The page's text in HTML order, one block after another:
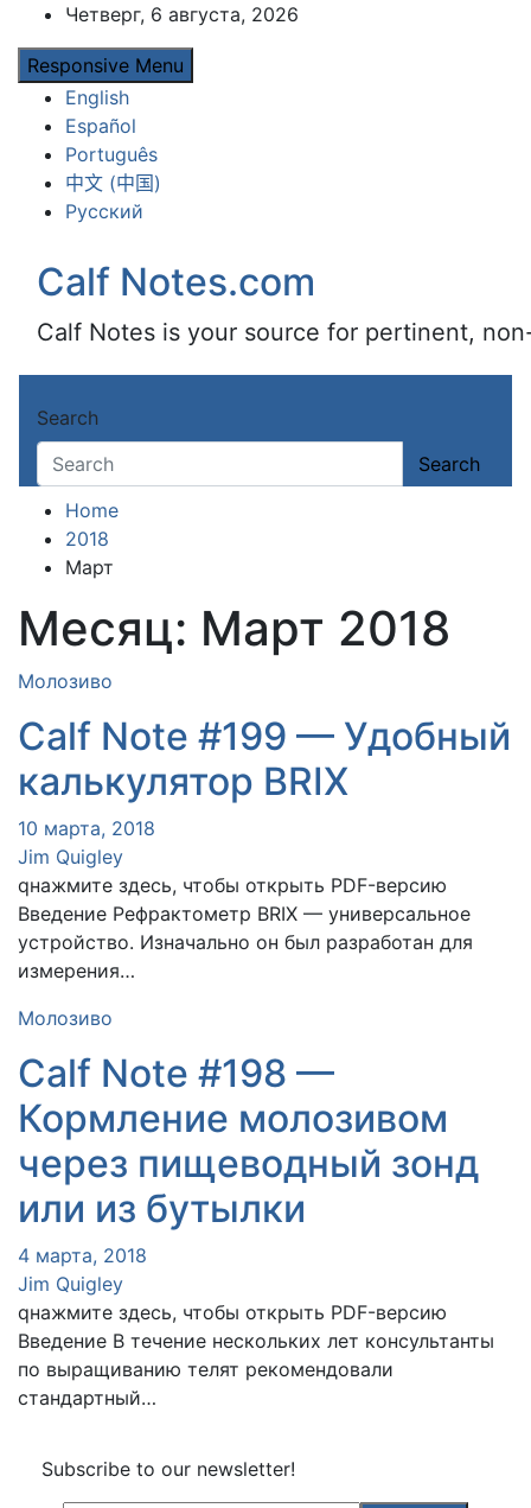
content
Четверг, 6 августа, 2026
Responsive Menu
English
Español
Português
中文 (中国)
Русский
Calf Notes.com
Calf Notes is your source for pertinent,
Search
Search
Home
2018
Март
Месяц: Март 2018
Mолозиво
Calf Note #199 — Удобный
калькулятор BRIX
10 марта, 2018
Jim Quigley
qнажмите здесь, чтобы открыть PDF-версию
Введение Рефрактометр BRIX — универсальное
устройство. Изначально он был разработан для
измерения…
Mолозиво
Calf Note #198 —
Кормление молозивом
через пищеводный зонд
или из бутылки
4 марта, 2018
Jim Quigley
qнажмите здесь, чтобы открыть PDF-версию
Введение В течение нескольких лет консультанты
по выращиванию телят рекомендовали
стандартный…
Subscribe to our newsletter!